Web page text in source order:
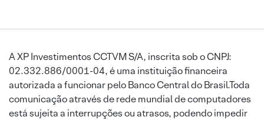
A XP Investimentos CCTVM S/A, inscrita sob o CNPJ:
02.332.886/0001-04, é uma instituição financeira
autorizada a funcionar pelo Banco Central do Brasil.Toda
comunicação através de rede mundial de computadores
está sujeita a interrupções ou atrasos, podendo impedir